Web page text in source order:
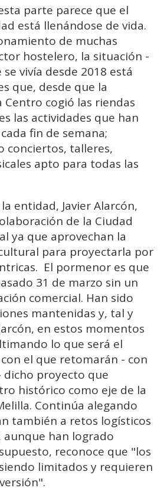
parte parece que el
está llenándose de vida.
de muchas
hostelero, la situación -
vivía desde 2018 está
que, desde que la
Centro cogió las riendas
las actividades que han
fin de semana;
conciertos, talleres,
apto para todas las
entidad, Javier Alarcón,
de la Ciudad
ya que aprovechan la
para proyectarla por
El pormenor es que
31 de marzo sin un
comercial. Han sido
mantenidas y, tal y
en estos momentos
lo que será el
el que retomarán - con
proyecto que
histórico como eje de la
Continúa alegando
también a retos logísticos
aunque han logrado
reconoce que "los
limitados y requieren